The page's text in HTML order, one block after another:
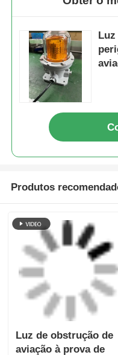
alarme à prova de
Alarme de alerta de
Obter o
Luz
Produtos